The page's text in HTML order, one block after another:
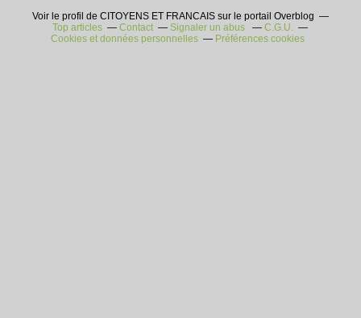
Voir le profil de CITOYENS ET FRANCAIS sur le portail Overblog
Top articles
Contact Signaler un abus
C.G.U.
Cookies et données personnelles
Préférences cookies